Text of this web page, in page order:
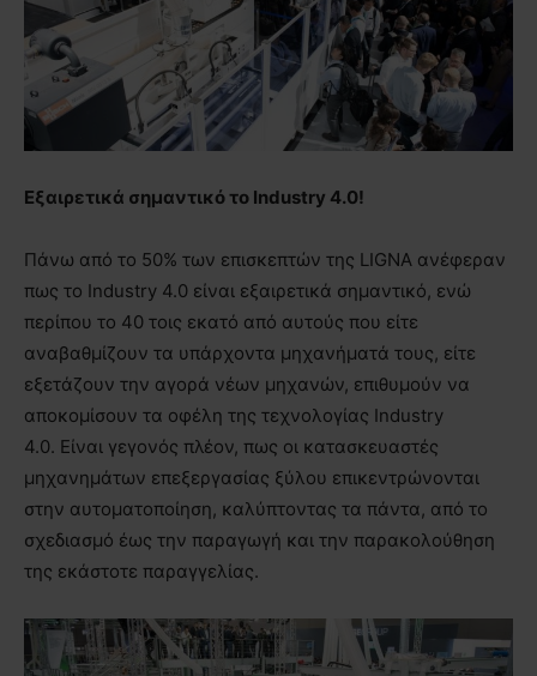
Εξαιρετικά σημαντικό το Industry 4.0!
Πάνω από το 50% των επισκεπτών της LIGNA ανέφεραν
πως το Industry 4.0 είναι εξαιρετικά σημαντικό, ενώ
περίπου το 40 τοις εκατό από αυτούς που είτε
αναβαθμίζουν τα υπάρχοντα μηχανήματά τους, είτε
εξετάζουν την αγορά νέων μηχανών, επιθυμούν να
αποκομίσουν τα οφέλη της τεχνολογίας Industry
4.0. Είναι γεγονός πλέον, πως οι κατασκευαστές
μηχανημάτων επεξεργασίας ξύλου επικεντρώνονται
στην αυτοματοποίηση, καλύπτοντας τα πάντα, από το
σχεδιασμό έως την παραγωγή και την παρακολούθηση
της εκάστοτε παραγγελίας.